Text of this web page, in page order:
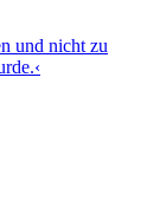
und nicht zu